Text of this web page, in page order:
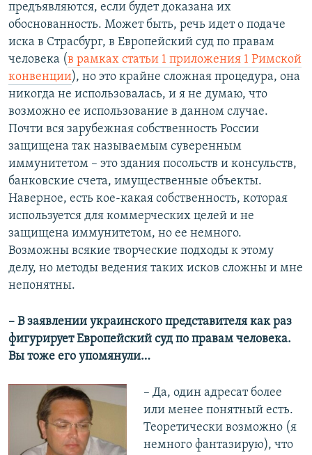
предъявляются, если будет доказана их
обоснованность. Может быть, речь идет о подаче
иска в Страсбург, в Европейский суд по правам
человека (в рамках статьи 1 приложения 1 Римской
конвенции), но это крайне сложная процедура, она
никогда не использовалась, и я не думаю, что
возможно ее использование в данном случае.
Почти вся зарубежная собственность России
защищена так называемым суверенным
иммунитетом – это здания посольств и консульств,
банковские счета, имущественные объекты.
Наверное, есть кое-какая собственность, которая
используется для коммерческих целей и не
защищена иммунитетом, но ее немного.
Возможны всякие творческие подходы к этому
делу, но методы ведения таких исков сложны и мне
непонятны.
– В заявлении украинского представителя как раз
фигурирует Европейский суд по правам человека.
Вы тоже его упомянули…
– Да, один адресат более
или менее понятный есть.
Теоретически возможно (я
немного фантазирую), что